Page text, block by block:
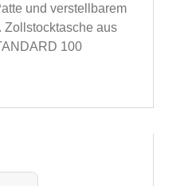
und verstellbarem
Zollstocktasche aus
100